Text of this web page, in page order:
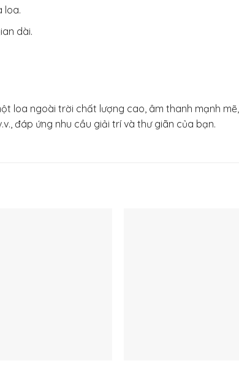
loa.
dài.
loa ngoài trời chất lượng cao, âm thanh mạnh
đáp ứng nhu cầu giải trí và thư giãn của bạn.